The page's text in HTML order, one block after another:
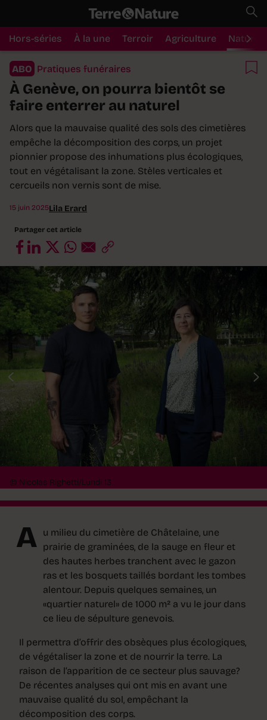
Hors-séries À la une Terroir Agriculture Nature
ABO Pratiques funéraires
À Genève, on pourra bientôt se
faire enterrer au naturel
Alors que la mauvaise qualité des sols des cimetières
empêche la décomposition des corps, un projet
pionnier propose des inhumations plus écologiques,
tout en végétalisant la zone. Stèles verticales et
cercueils non vernis sont de mise.
15 juin 2025Lila Erard
Partager cet article
© Nicolas Righetti/Lundi 13
A u milieu du cimetière de Châtelaine, une
prairie de graminées, de la sauge en fleur et
des hautes herbes tranchent avec le gazon
ras et les bosquets taillés bordant les tombes
alentour. Depuis quelques semaines, un
«quartier naturel» de 1000 m² a vu le jour dans
ce lieu de sépulture genevois.
Il permettra d’offrir des obsèques plus écologiques,
de végétaliser la zone et de nourrir la terre. La
raison de l’apparition de ce secteur plus sauvage?
De récentes analyses qui ont mis en avant une
mauvaise qualité du sol, empêchant la
décomposition des corps.